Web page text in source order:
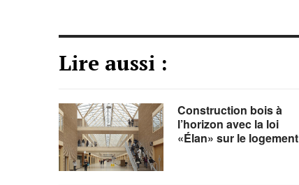
Lire aussi :
Construction bois à
l’horizon avec la loi
«Élan» sur le logement